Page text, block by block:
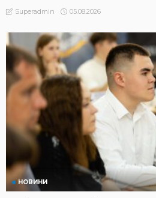
Superadmin 05.08.2026
НОВИНИ